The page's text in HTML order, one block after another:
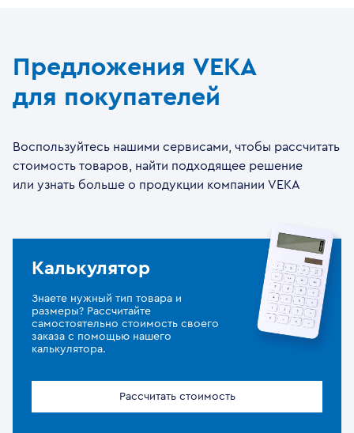
Предложения VEKA
для покупателей
Воспользуйтесь нашими сервисами, чтобы рассчитать
стоимость товаров, найти подходящее решение
или узнать больше о продукции компании VEKA
Калькулятор
Знаете нужный тип товара и
размеры? Рассчитайте
самостоятельно стоимость своего
заказа с помощью нашего
калькулятора.
Рассчитать стоимость